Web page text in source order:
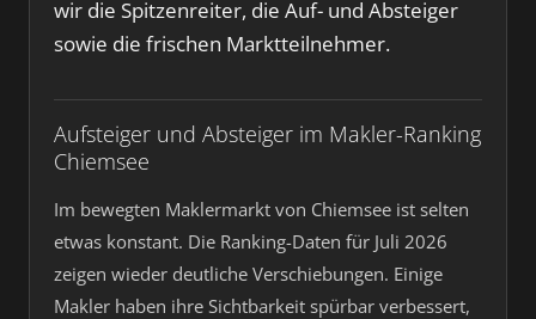
wir die Spitzenreiter, die Auf- und Absteiger
sowie die frischen Marktteilnehmer.
Aufsteiger und Absteiger im Makler-Ranking
Chiemsee
Im bewegten Maklermarkt von Chiemsee ist selten
etwas konstant. Die Ranking-Daten für Juli 2026
zeigen wieder deutliche Verschiebungen. Einige
Makler haben ihre Sichtbarkeit spürbar verbessert,